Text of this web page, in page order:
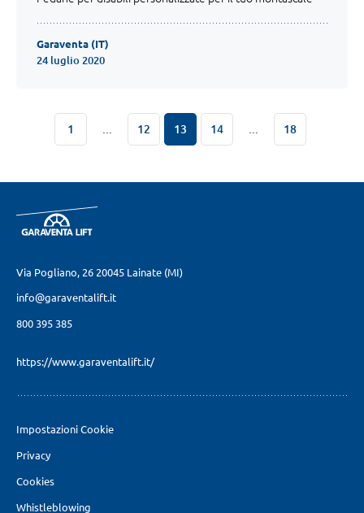
Garaventa (IT)
24 luglio 2020
1 ... 12 13 14 ... 18
Via Pogliano, 26 20045 Lainate (MI)
info@garaventalift.it
800 395 385
https://www.garaventalift.it/
Impostazioni Cookie
Privacy
Cookies
Whistleblowing